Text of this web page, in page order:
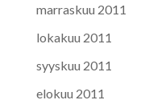
marraskuu 2011
lokakuu 2011
syyskuu 2011
elokuu 2011